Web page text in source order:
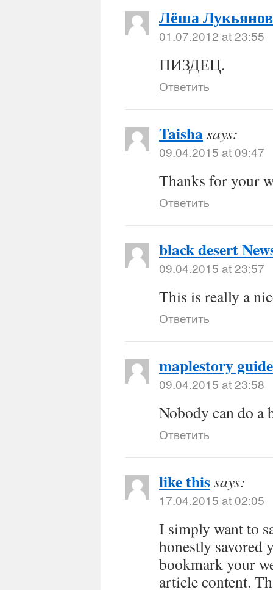
Лёша Лукьянов
01.07.2012 at 23:55
ПИЗДЕЦ.
Ответить
Taishasays:
09.04.2015 at 09:47
Thanks for your
Ответить
black desert
09.04.2015 at 23:57
This is really a
Ответить
maplestory guide
09.04.2015 at 23:58
Nobody can do a
Ответить
like thissays:
17.04.2015 at 02:05
I simply want to
honestly savored
bookmark your
article content.